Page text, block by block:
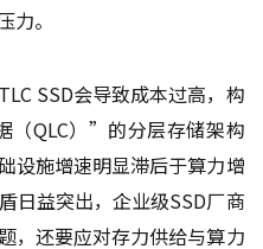
。
SSD会导致成本过高，构
（QLC）”的分层存储架构
设施增速明显滞后于算力增
日益突出，企业级SSD厂商
，还要应对存力供给与算力